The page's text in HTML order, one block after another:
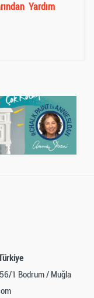
Yardım
)
1 Bodrum / Muğla